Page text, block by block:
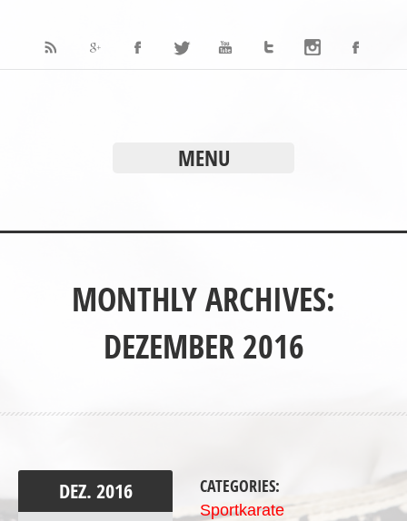
MENU
MONTHLY ARCHIVES:
DEZEMBER 2016
DEZ. 2016 CATEGORIES:
Sportkarate